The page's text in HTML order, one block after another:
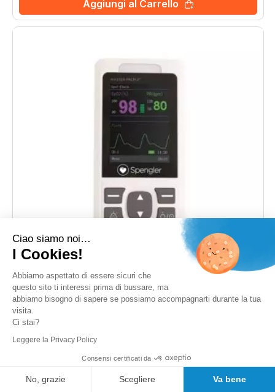
Aggiungi al Carrello
Pulsiossimetro portatile Spengler Master Palm 2
Rating:
0%
Disponibilità :
283,65 € IVA incl.
Ciao siamo noi…
I Cookies!
Abbiamo aspettato di essere sicuri che
questo sito ti interessi prima di bussare, ma
abbiamo bisogno di sapere se possiamo accompagnarti durante la tua
visita.
Ci stai?
Leggere la Privacy Policy
Consensi certificati da
No, grazie Scegliere Va bene